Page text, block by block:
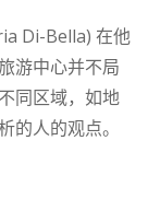
Di-Bella) 在他
游中心并不局
同区域，如地
的人的观点。